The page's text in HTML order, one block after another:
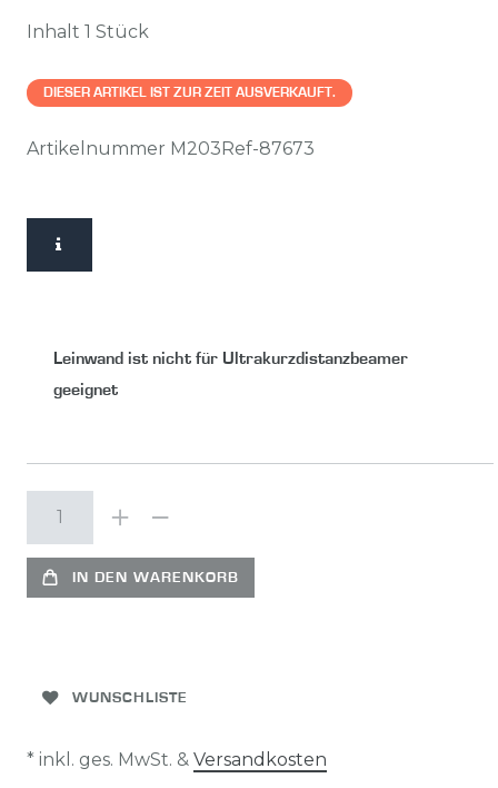
Inhalt 1 Stück
DIESER ARTIKEL IST ZUR ZEIT AUSVERKAUFT.
Artikelnummer M203Ref-87673
Leinwand ist nicht für Ultrakurzdistanzbeamer
geeignet
IN DEN WARENKORB
WUNSCHLISTE
* inkl. ges. MwSt. & Versandkosten